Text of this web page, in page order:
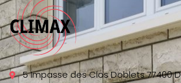
5 Impasse des Clos Doblets 77400